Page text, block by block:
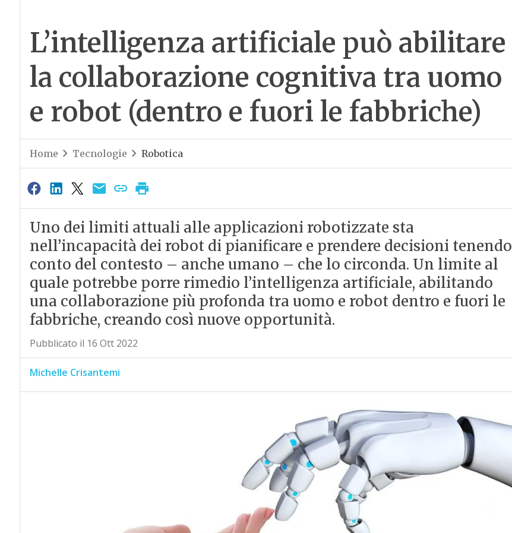
L’intelligenza artificiale può abilitare
la collaborazione cognitiva tra uomo
e robot (dentro e fuori le fabbriche)
Home Tecnologie Robotica
Uno dei limiti attuali alle applicazioni robotizzate sta
nell’incapacità dei robot di pianificare e prendere decisioni tenendo
conto del contesto – anche umano – che lo circonda. Un limite al
quale potrebbe porre rimedio l’intelligenza artificiale, abilitando
una collaborazione più profonda tra uomo e robot dentro e fuori le
fabbriche, creando così nuove opportunità.
Pubblicato il 16 Ott 2022
Michelle Crisantemi